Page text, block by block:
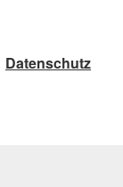
Datenschutz